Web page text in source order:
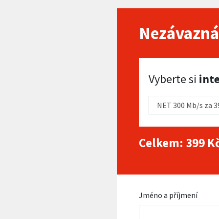
Vyberte si internet
Vyberte si
Celkem: 399
Jméno a příjmení